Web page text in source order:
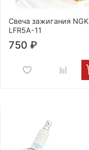
Свеча зажигания NGK
LFR5A-11
750 ₽